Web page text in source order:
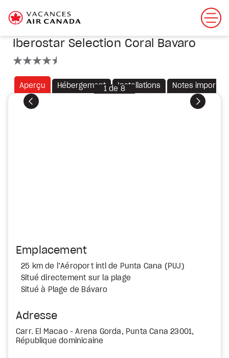
Iberostar Selection Coral Bavaro
Aperçu Hébergement Installations Notes
Précédent Suivant
1 de 8
Emplacement
25 km de l’Aéroport intl de Punta Cana (PUJ)
Situé directement sur la plage
Situé à Plage de Bávaro
Adresse
Carr. El Macao - Arena Gorda, Punta Cana 23001,
République dominicaine